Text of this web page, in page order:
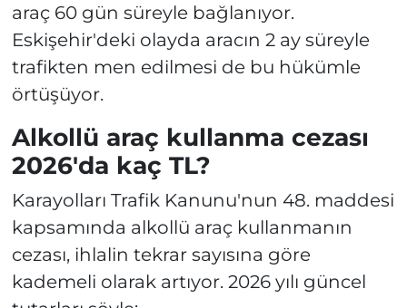
araç 60 gün süreyle bağlanıyor.
Eskişehir'deki olayda aracın 2 ay süreyle
trafikten men edilmesi de bu hükümle
örtüşüyor.
Alkollü araç kullanma cezası
2026'da kaç TL?
Karayolları Trafik Kanunu'nun 48. maddesi
kapsamında alkollü araç kullanmanın
cezası, ihlalin tekrar sayısına göre
kademeli olarak artıyor. 2026 yılı güncel